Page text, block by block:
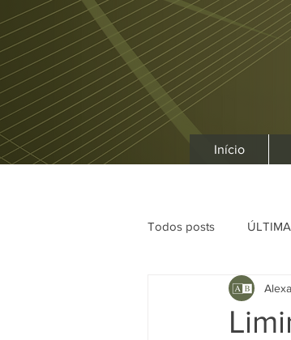
Início
Todos posts